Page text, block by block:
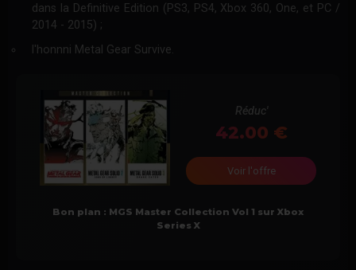
dans la Definitive Edition (PS3, PS4, Xbox 360, One, et PC /
2014 - 2015) ;
l'honnni Metal Gear Survive.
Réduc'
42.00
Voir l'offre
Bon plan : MGS Master Collection Vol 1 sur Xbox
Series X